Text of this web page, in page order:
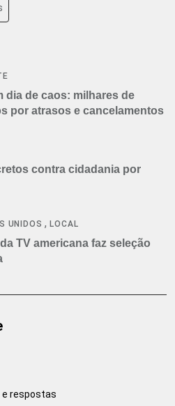
dia de caos: milhares de
por atrasos e cancelamentos
contra cidadania por
UNIDOS ,LOCAL
TV americana faz seleção
e respostas